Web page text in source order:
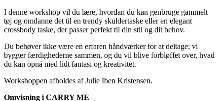
I denne workshop vil du lære, hvordan du kan genbruge gammelt
tøj og omdanne det til en trendy skuldertaske eller en elegant
crossbody taske, der passer perfekt til din stil og dit behov.
Du behøver ikke være en erfaren håndværker for at deltage; vi
bygger færdighederne sammen, og du vil blive forbløffet over, hvad
du kan opnå med lidt fantasi og kreativitet.
Workshoppen afholdes af Julie Iben Kristensen.
Omvisning i CARRY ME